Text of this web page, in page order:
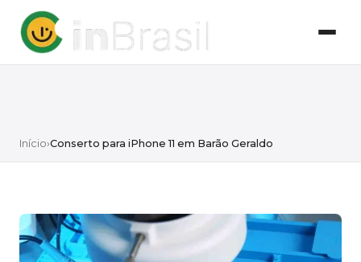
Início›Conserto para iPhone 11 em Barão Geraldo